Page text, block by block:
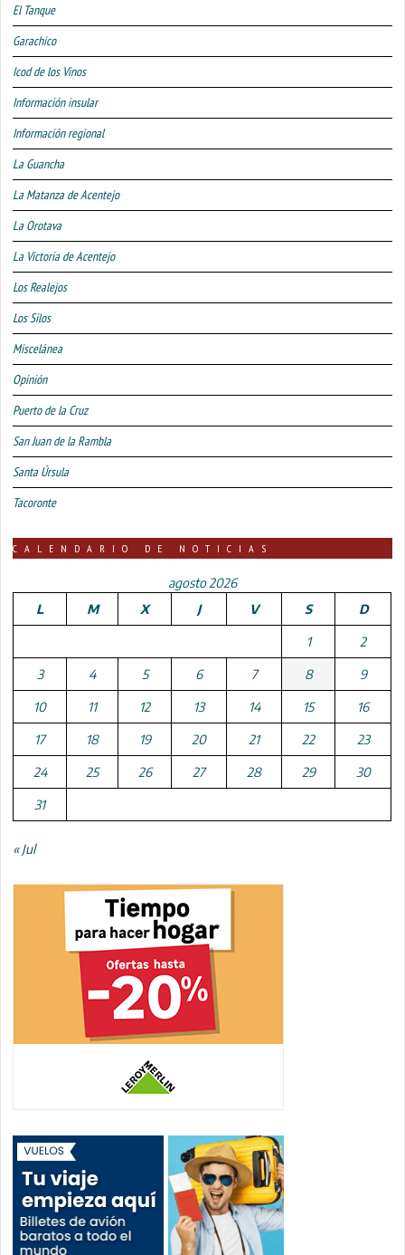
El Tanque
Garachico
Icod de los Vinos
Información insular
Información regional
La Guancha
La Matanza de Acentejo
La Orotava
La Victoria de Acentejo
Los Realejos
Los Silos
Miscelánea
Opinión
Puerto de la Cruz
San Juan de la Rambla
Santa Úrsula
Tacoronte
CALENDARIO DE NOTICIAS
agosto 2026
L
M X J V S D
1 2
3 4 5 6 7 8 9
10 11 12 13 14 15 16
17 18 19 20 21 22 23
24 25 26 27 28 29 30
31
« Jul